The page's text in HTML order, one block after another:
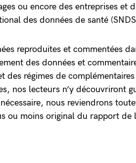
ou encore des entreprises et
des données de santé
reproduites et commentées
des données et
des régimes de
nos lecteurs n’y découvriront
nous reviendrons
ou moins original du rapport de